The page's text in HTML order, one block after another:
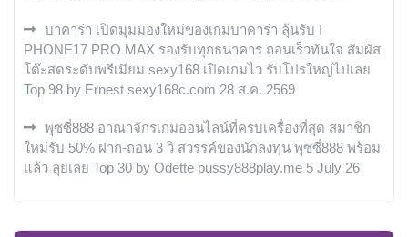
บาคาร่า เปิดมุมมองใหม่ของเกมบาคาร่า ลุ้นรับ I
PHONE17 PRO MAX รองรับทุกธนาคาร ถอนเร็วทันใจ สัมผัส
โต๊ะสดระดับพรีเมียม sexy168 เปิดเกมไว รับโปรใหญ่ไปเลย
Top 98 by Ernest sexy168c.com 28 ส.ค. 2569
พุซซี่888 อาณาจักรเกมออนไลน์ที่ครบเครื่องที่สุด สมาชิก
ใหม่รับ 50% ฝาก-ถอน 3 วิ สวรรค์ของนักลงทุน พุซซี่888 พร้อม
แล้ว ลุยเลย Top 30 by Odette pussy888play.me 5 July 26